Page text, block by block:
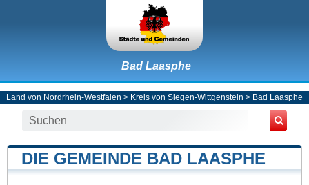
Bad Laasphe
Land von Nordrhein-Westfalen > Kreis von Siegen-Wittgenstein > Bad Laasphe
DIE GEMEINDE BAD LAASPHE